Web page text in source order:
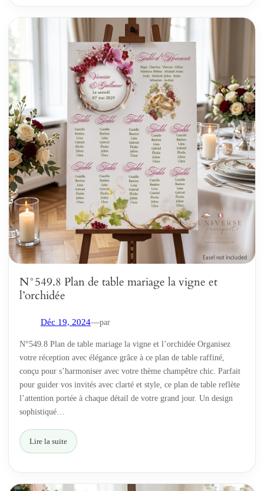
N°549.8 Plan de table mariage la vigne et
l’orchidée
Déc 19, 2024—par
N°549.8 Plan de table mariage la vigne et l’orchidée Organisez
votre réception avec élégance grâce à ce plan de table raffiné,
conçu pour s’harmoniser avec votre thème champêtre chic. Parfait
pour guider vos invités avec clarté et style, ce plan de table reflète
l’attention portée à chaque détail de votre grand jour. Un design
sophistiqué…
Lire la suite